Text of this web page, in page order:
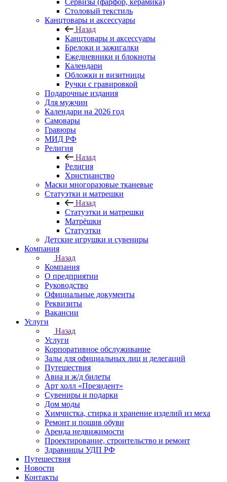
Сервизы (фарфор, керамика)
Столовый текстиль
Канцтовары и аксессуары
Назад
Канцтовары и аксессуары
Брелоки и зажигалки
Ежедневники и блокноты
Календари
Обложки и визитницы
Ручки с гравировкой
Подарочные издания
Для мужчин
Календари на 2026 год
Самовары
Гравюры
МИД РФ
Религия
Назад
Религия
Христианство
Маски многоразовые тканевые
Статуэтки и матрешки
Назад
Статуэтки и матрешки
Матрёшки
Статуэтки
Детские игрушки и сувениры
Компания
Назад
Компания
О предприятии
Руководство
Официальные документы
Реквизиты
Вакансии
Услуги
Назад
Услуги
Корпоративное обслуживание
Залы для официальных лиц и делегаций
Путешествия
Авиа и ж/д билеты
Арт холл «Президент»
Сувениры и подарки
Дом моды
Химчистка, стирка и хранение изделий из меха
Ремонт и пошив обуви
Аренда недвижимости
Проектирование, строительство и ремонт
Здравницы УДП РФ
Путешествия
Новости
Контакты